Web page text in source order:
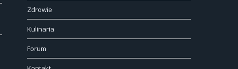
Zdrowie
Kulinaria
Forum